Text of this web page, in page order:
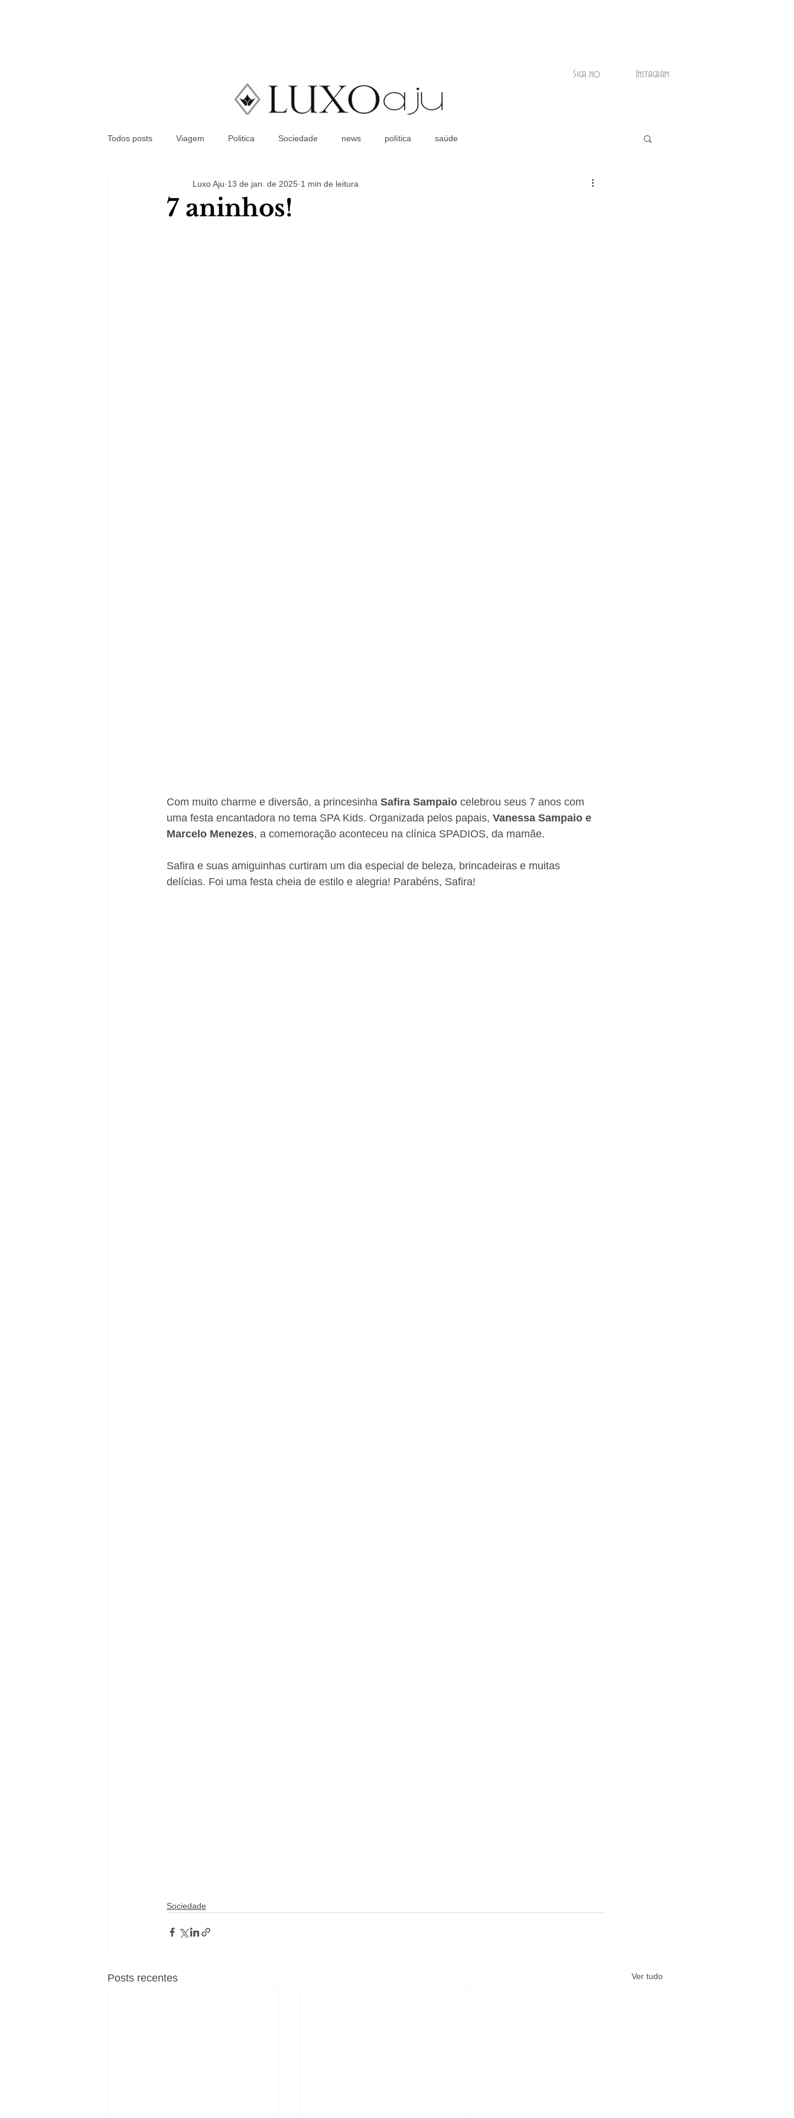
Coluna Social
Siga no Instagram
Todos posts Viagem Politica Sociedade news política saúde
7 aninhos!
Luxo Aju 13 de jan. de 2025 1 min de leitura
Com muito charme e diversão, a princesinha Safira Sampaio celebrou seus 7 anos com
uma festa encantadora no tema SPA Kids. Organizada pelos papais, Vanessa Sampaio e
Marcelo Menezes, a comemoração aconteceu na clínica SPADIOS, da mamãe.
Safira e suas amiguinhas curtiram um dia especial de beleza, brincadeiras e muitas
delícias. Foi uma festa cheia de estilo e alegria! Parabéns, Safira!
Sociedade
Posts recentes Ver tudo